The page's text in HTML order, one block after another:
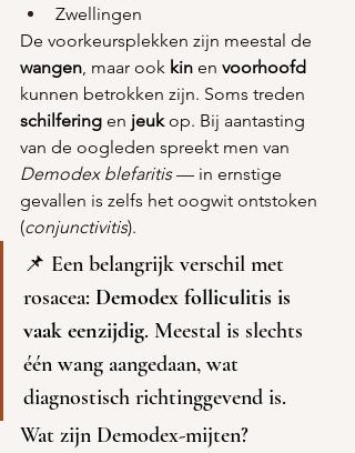
Zwellingen
De voorkeursplekken zijn meestal de
wangen, maar ook kin en voorhoofd
kunnen betrokken zijn. Soms treden
schilfering en jeuk op. Bij aantasting
van de oogleden spreekt men van
Demodex blefaritis — in ernstige
gevallen is zelfs het oogwit ontstoken
(conjunctivitis).
📌 Een belangrijk verschil met
rosacea: Demodex folliculitis is
vaak eenzijdig. Meestal is slechts
één wang aangedaan, wat
diagnostisch richtinggevend is.
Wat zijn Demodex-mijten?